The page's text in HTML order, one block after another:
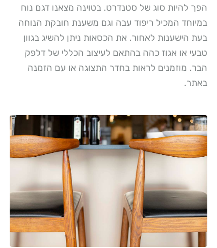
הפך להיות סוג של סטנדרט. בטוינה מצאנו דגם נוח
במיוחד המכיל ריפוד עבה וגם משענת חובקת הנוחה
בעת הישענות לאחור. את הכסאות ניתן להשיג בגוון
טבעי או אגוז כהה בהתאם לעיצוב הכללי של דלפק
הבר. מוזמנים לראות בחדר התצוגה או עם הזמנה
באתר.